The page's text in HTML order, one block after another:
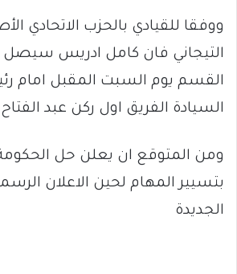
ووفقا للقيادي بالحزب الاتحادي
التيجاني فان كامل ادريس سيصل
القسم يوم السبت المقبل
السيادة الفريق اول ركن عبد الفتاح
ومن المتوقع ان يعلن حل
بتسيير المهام لحين الاعلان
الجديدة